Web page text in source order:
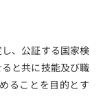
、公証する国家検
と共に技能及び職
ることを目的とす